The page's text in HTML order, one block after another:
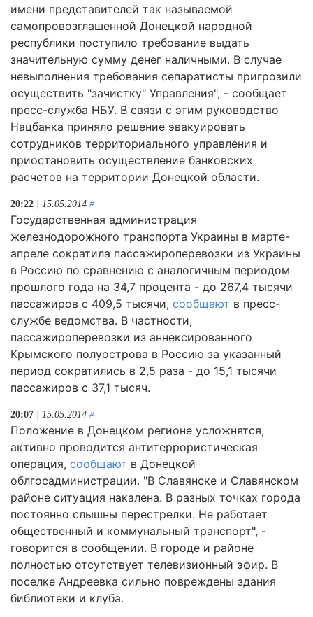
имени представителей так называемой
самопровозглашенной Донецкой народной
республики поступило требование выдать
значительную сумму денег наличными. В случае
невыполнения требования сепаратисты пригрозили
осуществить "зачистку" Управления", - сообщает
пресс-служба НБУ. В связи с этим руководство
Нацбанка приняло решение эвакуировать
сотрудников территориального управления и
приостановить осуществление банковских
расчетов на территории Донецкой области.
20:22 | 15.05.2014 #
Государственная администрация
железнодорожного транспорта Украины в марте-
апреле сократила пассажироперевозки из Украины
в Россию по сравнению с аналогичным периодом
прошлого года на 34,7 процента - до 267,4 тысячи
пассажиров с 409,5 тысячи, сообщают в пресс-
службе ведомства. В частности,
пассажироперевозки из аннексированного
Крымского полуострова в Россию за указанный
период сократились в 2,5 раза - до 15,1 тысячи
пассажиров с 37,1 тысяч.
20:07 | 15.05.2014 #
Положение в Донецком регионе усложнятся,
активно проводится антитеррористическая
операция, сообщают в Донецкой
облгосадминистрации. "В Славянске и Славянском
районе ситуация накалена. В разных точках города
постоянно слышны перестрелки. Не работает
общественный и коммунальный транспорт", -
говорится в сообщении. В городе и районе
полностью отсутствует телевизионный эфир. В
поселке Андреевка сильно повреждены здания
библиотеки и клуба.